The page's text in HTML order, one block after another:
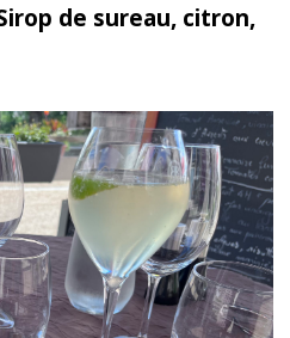
de sureau, citron,